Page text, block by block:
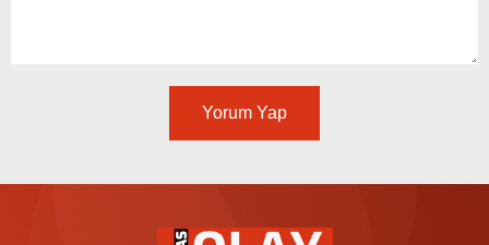
Yorum Yap